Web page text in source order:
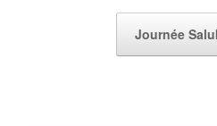
Journée